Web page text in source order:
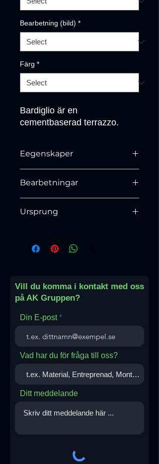
Bearbetning (bild) *
Färg *
Bardiglio är en
cementbaserad terrazzo.
Eegenskaper
Bearbetningar
Ursprung
Vill du komma i kontakt med oss
på AK Gruppen?
Din E-post
Vad har du för fråga till oss?
Ditt meddelande